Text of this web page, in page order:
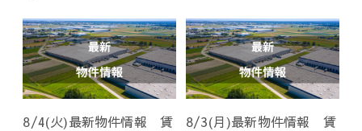
8/4(火)最新物件情報 賃
8/3(月)最新物件情報 賃